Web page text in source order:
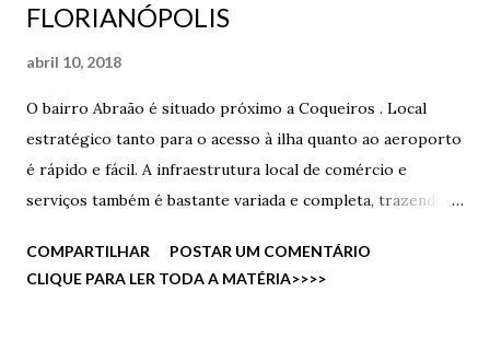
FLORIANÓPOLIS
abril 10, 2018
O bairro Abraão é situado próximo a Coqueiros . Local
estratégico tanto para o acesso à ilha quanto ao aeroporto
é rápido e fácil. A infraestrutura local de comércio e
serviços também é bastante variada e completa, trazendo
Gastronômica, sem mencionar a presença do charmoso
Parque de Coqueiros e as vistas inigualáveis da baía. Além
COMPARTILHAR
POSTAR UM COMENTÁRIO
CLIQUE PARA LER TODA A MATÉRIA>>>>